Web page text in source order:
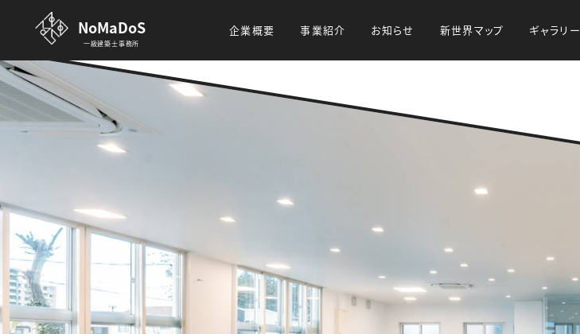
NoMaDoS
一級建築士事務所
企業概要 事業紹介 お知らせ 新世界マップ ギャラリー